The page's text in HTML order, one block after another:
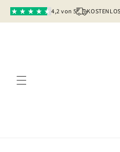
zum
Inhalt
4,2 von 5